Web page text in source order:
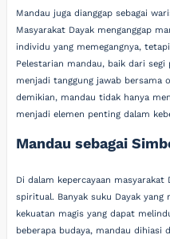
Mandau juga dianggap sebagai
Masyarakat Dayak menganggap
individu yang memegangnya,
Pelestarian mandau, baik dari
menjadi tanggung jawab bersama
demikian, mandau tidak hanya
menjadi elemen penting dalam
Mandau sebagai
Di dalam kepercayaan
spiritual. Banyak suku Dayak
kekuatan magis yang dapat
beberapa budaya, mandau dihiasi